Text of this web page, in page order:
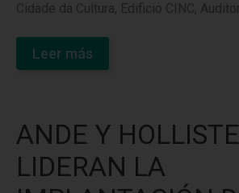
Cidade da Cultura, Edificio CINC,
Leer más
ANDE Y
LIDERAN LA